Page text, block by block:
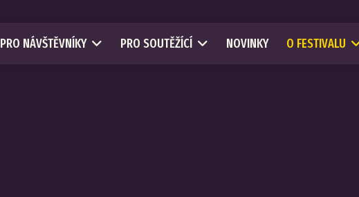
PRO NÁVŠTĚVNÍKY PRO SOUTĚŽÍCÍ NOVINKY O FESTIVALU